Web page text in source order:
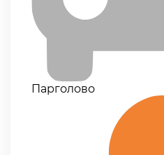
Парголово